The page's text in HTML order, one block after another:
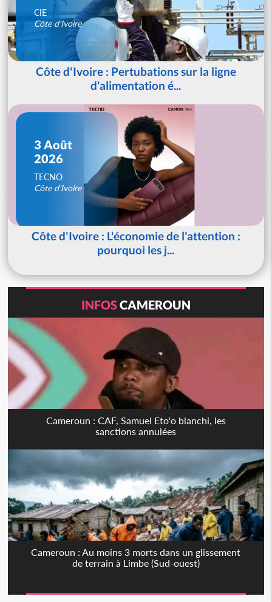
CIE
Côte d'Ivoire
Côte d'Ivoire : Pertubations sur la ligne
d'alimentation é...
3 Août
2026
TECNO
Côte d'Ivoire
Côte d'Ivoire : L'économie de l'attention :
pourquoi les j...
INFOSCAMEROUN
Cameroun : CAF, Samuel Eto'o blanchi, les
sanctions annulées
Cameroun : Au moins 3 morts dans un glissement
de terrain à Limbe (Sud-ouest)